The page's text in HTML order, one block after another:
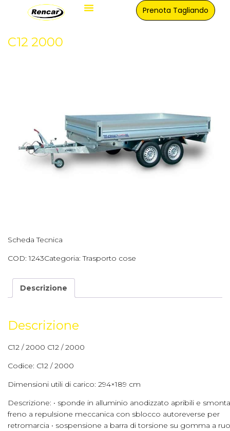
Prenota Tagliando
C12 2000
Scheda Tecnica
COD:1243Categoria:Trasporto cose
Descrizione
Descrizione
C12 / 2000 C12 / 2000
Codice: C12 / 2000
Dimensioni utili di carico: 294×189 cm
Descrizione: • sponde in alluminio anodizzato apribili e
freno a repulsione meccanica con sblocco autoreverse per
retromarcia • sospensione a barra di torsione su gomma a